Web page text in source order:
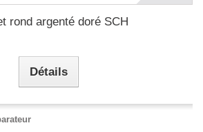
rond argenté doré SCH
Détails